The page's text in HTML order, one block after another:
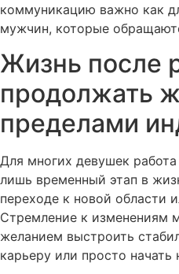
коммуникацию важно как
мужчин, которые
Жизнь после
продолжать
пределами
Для многих девушек
лишь временный этап в
переходе к новой области
Стремление к изменениям
желанием выстроить
карьеру или просто